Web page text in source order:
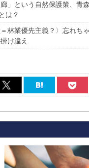
」という自然保護策、青
は？
林業優先主義？〉忘れち
け違え